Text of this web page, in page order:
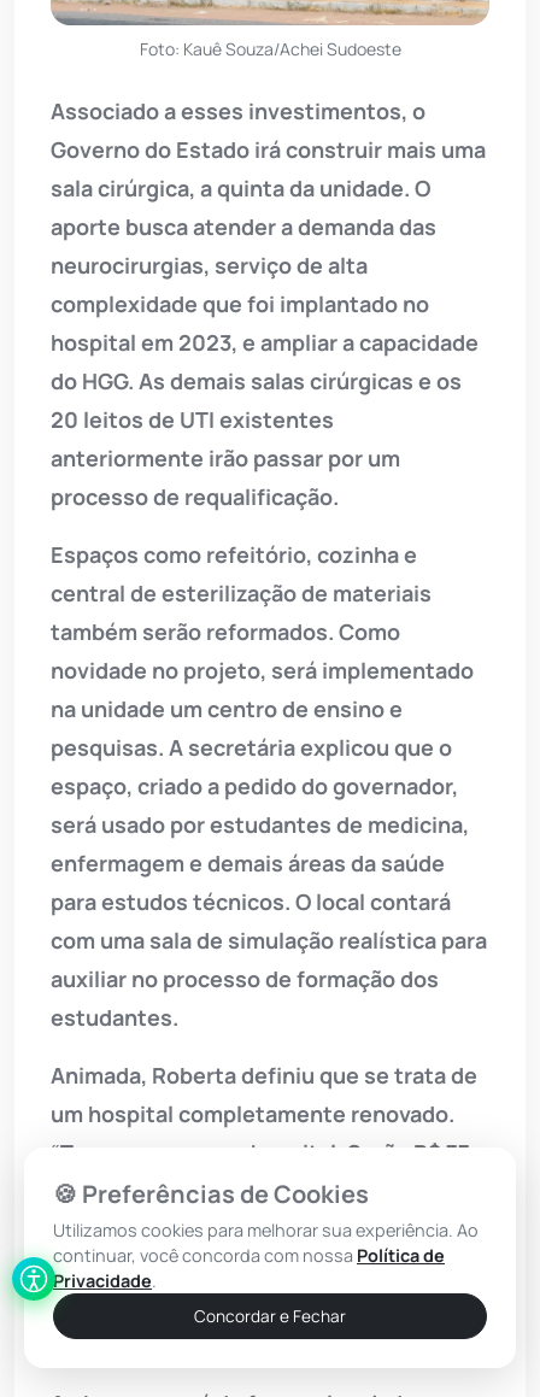
Foto: Kauê Souza/Achei Sudoeste
Associado a esses investimentos, o
Governo do Estado irá construir mais uma
sala cirúrgica, a quinta da unidade. O
aporte busca atender a demanda das
neurocirurgias, serviço de alta
complexidade que foi implantado no
hospital em 2023, e ampliar a capacidade
do HGG. As demais salas cirúrgicas e os
20 leitos de UTI existentes
anteriormente irão passar por um
processo de requalificação.
Espaços como refeitório, cozinha e
central de esterilização de materiais
também serão reformados. Como
novidade no projeto, será implementado
na unidade um centro de ensino e
pesquisas. A secretária explicou que o
espaço, criado a pedido do governador,
será usado por estudantes de medicina,
enfermagem e demais áreas da saúde
para estudos técnicos. O local contará
com uma sala de simulação realística para
auxiliar no processo de formação dos
estudantes.
Animada, Roberta definiu que se trata de
um hospital completamente renovado.
“Teremos um novo hospital. Serão R$ 77
milhões de investimentos. É uma grande
intervenção do Governo daBahia, que o
governador colocou como prioridade.
Estamos muito felizes com essa entrega”,
declarou.
🍪 Preferências de Cookies
Utilizamos cookies para melhorar sua experiência. Ao
continuar, você concorda com nossa Política de
Privacidade.
Concordar e Fechar